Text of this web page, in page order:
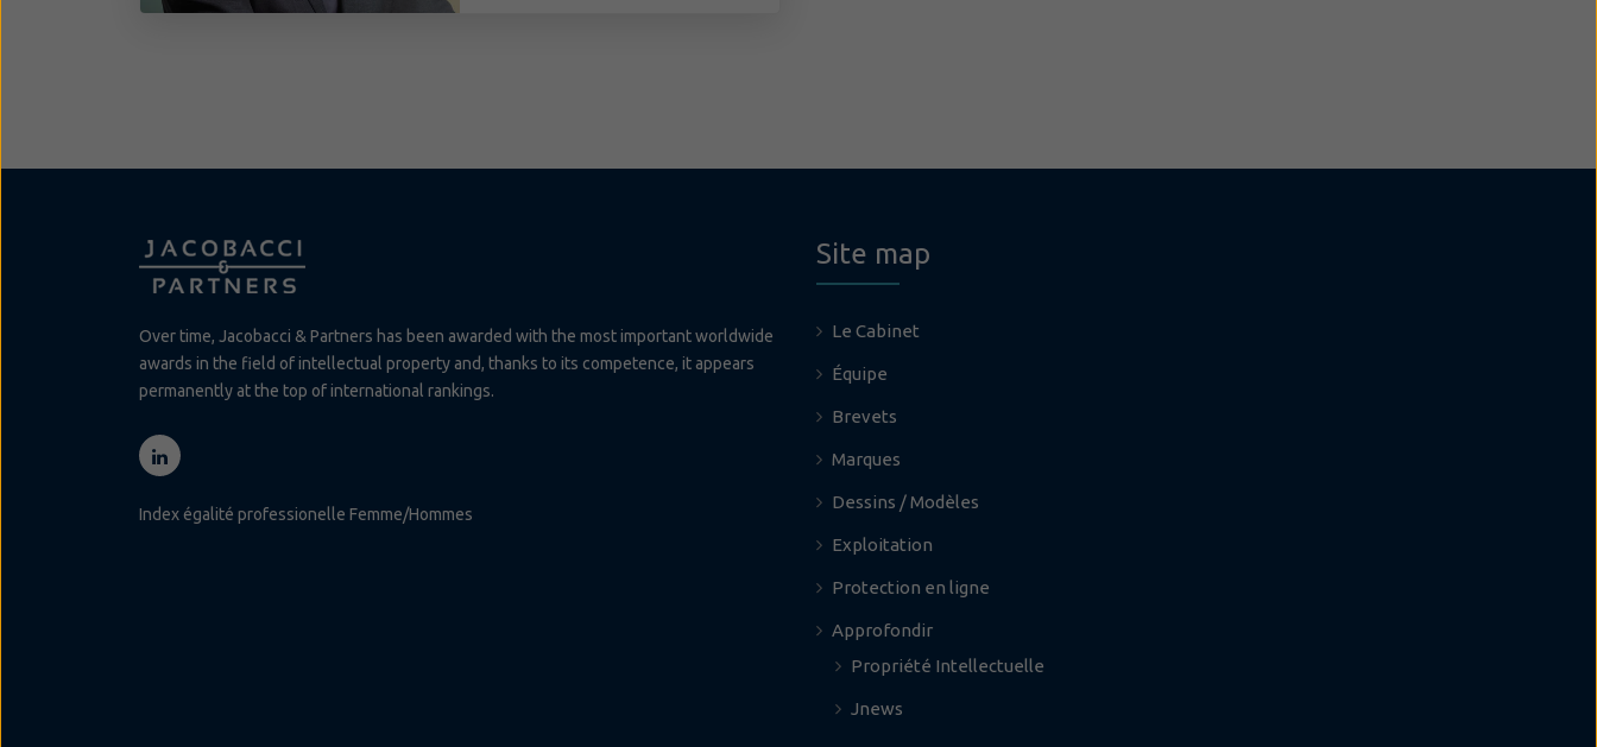
Over time, Jacobacci & Partners has been awarded with the most important worldwide
awards in the field of intellectual property and, thanks to its competence, it appears
permanently at the top of international rankings.
Index égalité professionelle Femme/Hommes
Site map
Le Cabinet
Équipe
Brevets
Marques
Dessins / Modèles
Exploitation
Protection en ligne
Approfondir
Propriété Intellectuelle
Jnews